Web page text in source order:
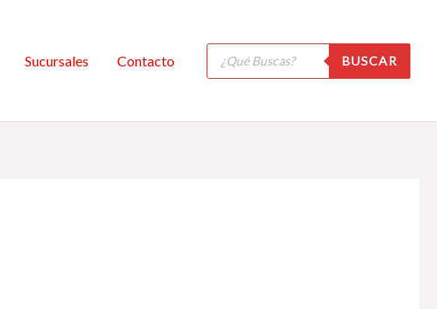
Sucursales Contacto
Búsqueda
productos
BUSCAR